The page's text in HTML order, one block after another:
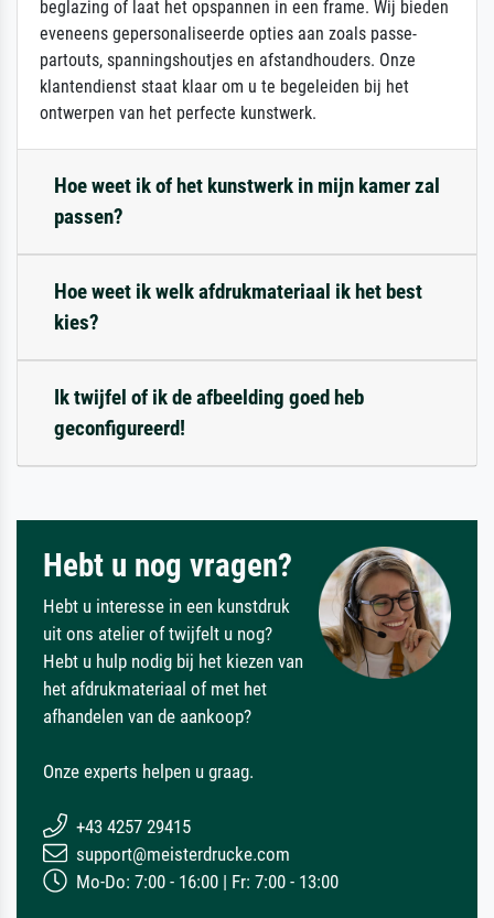
beglazing of laat het opspannen in een frame. Wij bieden
eveneens gepersonaliseerde opties aan zoals passe-
partouts, spanningshoutjes en afstandhouders. Onze
klantendienst staat klaar om u te begeleiden bij het
ontwerpen van het perfecte kunstwerk.
Hoe weet ik of het kunstwerk in mijn kamer zal
passen?
Hoe weet ik welk afdrukmateriaal ik het best
kies?
Ik twijfel of ik de afbeelding goed heb
geconfigureerd!
Hebt u nog vragen?
Hebt u interesse in een kunstdruk
uit ons atelier of twijfelt u nog?
Hebt u hulp nodig bij het kiezen van
het afdrukmateriaal of met het
afhandelen van de aankoop?
Onze experts helpen u graag.
+43 4257 29415
support@meisterdrucke.com
Mo-Do: 7:00 - 16:00 | Fr: 7:00 - 13:00